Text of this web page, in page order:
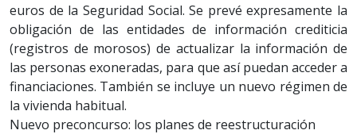
euros de la Seguridad Social. Se prevé expresamente la
obligación de las entidades de información crediticia
(registros de morosos) de actualizar la información de
las personas exoneradas, para que así puedan acceder a
financiaciones. También se incluye un nuevo régimen de
la vivienda habitual.
Nuevo preconcurso: los planes de reestructuración